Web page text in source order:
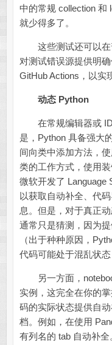
中的常规 collection 和
就少得多了。
这些测试还可以在
对测试错误源提供明
GitHub Actions，以实
动态 Python
在常规编辑器或
是，Python 具备强大
间向类中添加方法，
类的工作方式，使用
微软开发了 Language
以获取自动补全、代
息。但是，对于真正
通常只是猜测，因为
（出于种种原因，
代码可能处于混乱状
另一方面，
实例，这完全在你的
码的实际状态提供自
档。例如，在使用
有列名的 tab 自动补